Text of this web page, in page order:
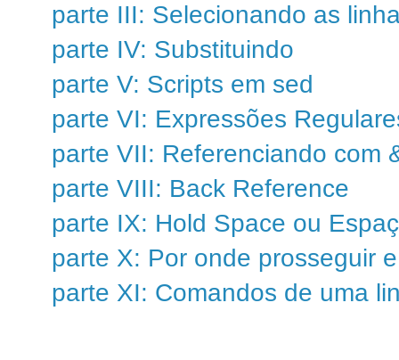
parte III: Selecionando as
parte IV: Substituindo
parte V: Scripts em sed
parte VI: Expressões
parte VII: Referenciando com
parte VIII: Back Reference
parte IX: Hold Space ou
parte X: Por onde prosseguir
parte XI: Comandos de uma